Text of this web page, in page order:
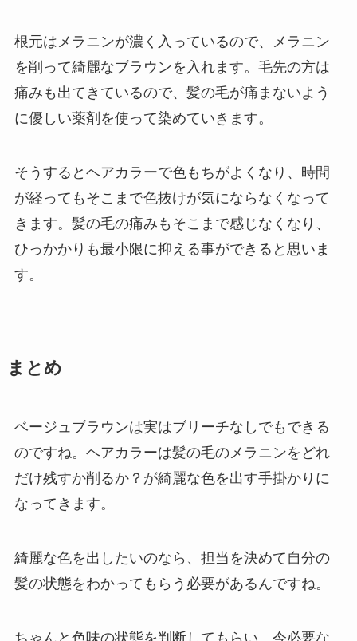
根元はメラニンが濃く入っているので、メラニン
を削って綺麗なブラウンを入れます。毛先の方は
痛みも出てきているので、髪の毛が痛まないよう
に優しい薬剤を使って染めていきます。
そうするとヘアカラーで色もちがよくなり、時間
が経ってもそこまで色抜けが気にならなくなって
きます。髪の毛の痛みもそこまで感じなくなり、
ひっかかりも最小限に抑える事ができると思いま
す。
まとめ
ベージュブラウンは実はブリーチなしでもできる
のですね。ヘアカラーは髪の毛のメラニンをどれ
だけ残すか削るか？が綺麗な色を出す手掛かりに
なってきます。
綺麗な色を出したいのなら、担当を決めて自分の
髪の状態をわかってもらう必要があるんですね。
ちゃんと色味の状態を判断してもらい、今必要な